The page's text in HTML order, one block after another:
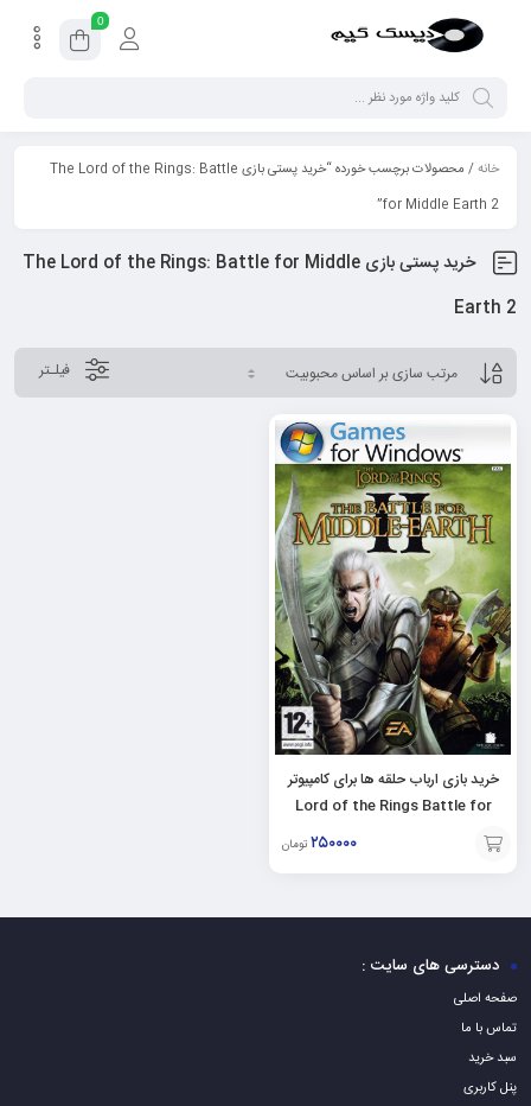
0
خانه
/ محصولات برچسب خورده “خرید پستی بازی The Lord of the Rings: Battle
for Middle Earth 2”
خرید پستی بازی The Lord of the Rings: Battle for Middle
Earth 2
فیلـتر
خرید بازی ارباب حلقه ها برای کامپیوتر
Lord of the Rings Battle for
۲۵۰۰۰۰ تومان
افزودن
به
دسترسی های سایت :
صفحه اصلی
تماس با ما
سبد خرید
پنل کاربری